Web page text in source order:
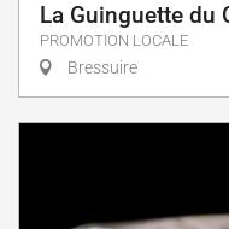
La Guinguette du
PROMOTION LOCALE
Bressuire